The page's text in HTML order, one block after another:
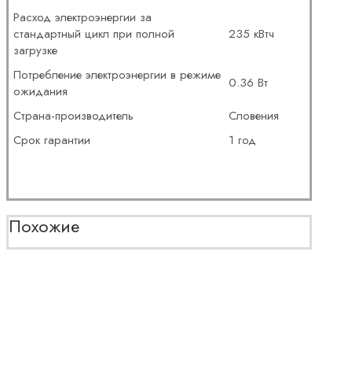
Расход электроэнергии за
стандартный цикл при полной
загрузке
235 кВтч
Потребление электроэнергии в режиме
ожидания
0.36 Вт
Страна-производитель
Словения
Срок гарантии
1 год
Похожие